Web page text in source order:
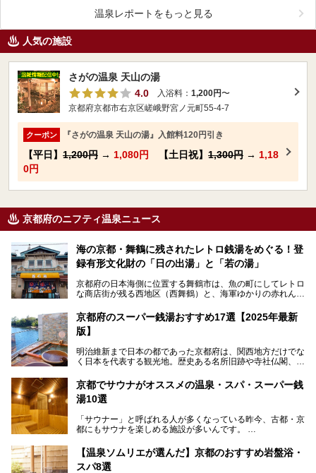
温泉レポートをもっと見る
人気の施設
さがの温泉 天山の湯
4.0
入浴料： 1,200円〜
京都府京都市右京区嵯峨野宮ノ元町55-4-7
クーポン 『さがの温泉 天山の湯』入館料120円引き
【平日】 1,200円 → 1,080円 【土日祝】 1,300円 → 1,18
0円
京都府のニフティ温泉ニュース
海の京都・舞鶴に残されたレトロ銭湯をめぐる！登
録有形文化財の「日の出湯」と「若の湯」
京都府の日本海側に位置する舞鶴市は、魚の町にしてレトロ
な商店街が残る西地区（西舞鶴）と、海軍ゆかりの赤れんが
ます。今回案内するのは西地区に今も残る2軒の銭湯「日の
出湯」と「若の湯」。いずれも国の登録有形文化財に指定さ
れた歴史ある建物でありながら、今も現役のお風呂屋さんで
漁師町や商店街で働く人々を支えてきたこの2軒の銭湯とと
ます。
───
この記事は京都府舞鶴市のPR記事です。
京都府のスーパー銭湯おすすめ17選【2025年最新
版】
明治維新まで日本の都であった京都府は、関西地方だけでな
く日本を代表する観光地。歴史ある名所旧跡や寺社仏閣、そ
今回は、そんな京都府で2025年現在おすすめのスーパー銭
湯を紹介します。
部でレジャー気分を満喫できる温泉施設まで、好みのスーパ
ー銭湯を探してみてくださいね。
京都でサウナがオススメの温泉・スパ・スーパー銭
湯10選
「サウナー」と呼ばれる人が多くなっている昨今、古都・京
都にもサウナを楽しめる施設が多いんです。
自分の好きなサウナを探すのもいいですが、さまざまなサウ
ナを体感してみたいですよね。
【温泉ソムリエが選んだ】京都のおすすめ岩盤浴・
スパ8選